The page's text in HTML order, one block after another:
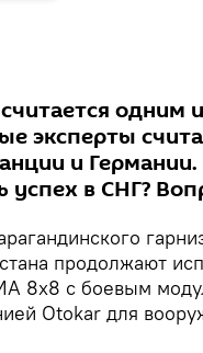
одним
эксперты
и
успех в СНГ?
продолжают
8x8 с боевым
Otokar для